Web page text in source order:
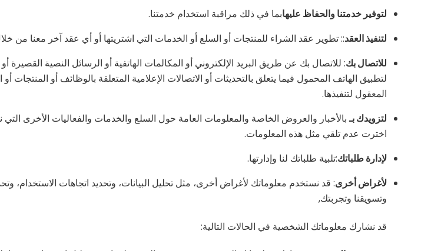
لتوفير خدمتنا والحفاظ عليهابما في ذلك مراقبة استخدام خدمتنا.
لتنفيذ العقد:: تطوير عقد الشراء للمنتجات أو السلع أو الخدمات التي اشتريتها أو أي عقد آخر معنا من خلال
للاتصال بك: للاتصال بك عن طريق البريد الإلكتروني أو المكالمات الهاتفية أو الرسائل النصية القصيرة
لتطبيق الهاتف المحمول فيما يتعلق بالتحديثات أو الاتصالات الإعلامية المتعلقة بالوظائف أو المنتجات
المعقول لتنفيذها.
لتزويدك بـبالأخبار والعروض الخاصة والمعلومات العامة حول السلع والخدمات والفعاليات الأخرى
اخترت عدم تلقي مثل هذه المعلومات.
لإدارة طلباتك:تلبية طلباتك لنا وإدارتها.
لأغراض أخرى: قد نستخدم معلوماتك لأغراض أخرى، مثل تحليل البيانات، وتحديد اتجاهات الاستخدام،
وتسويقنا وتجربتك,
قد نشارك معلوماتك الشخصية في الحالات التالية: